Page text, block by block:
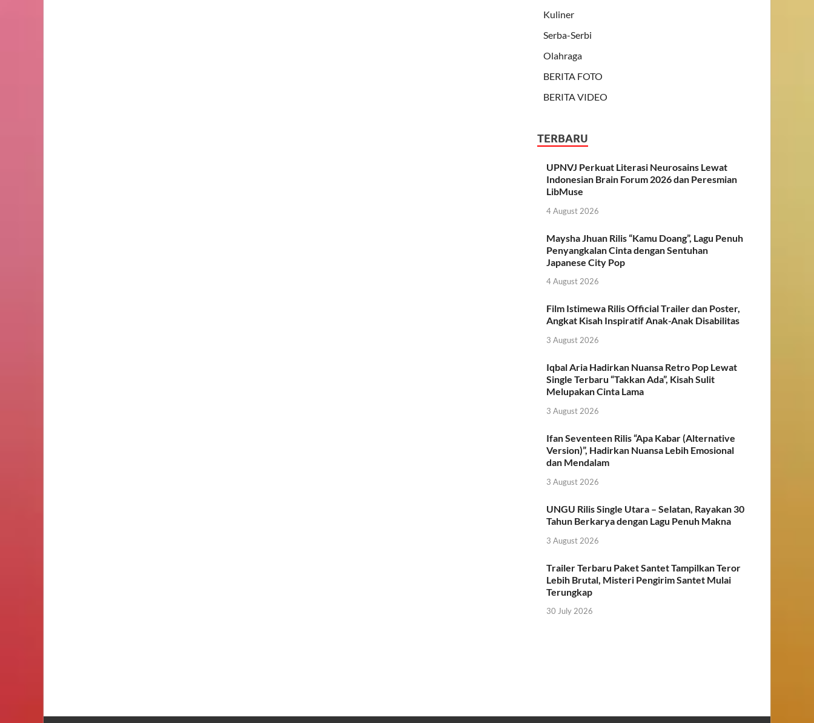
Kuliner
Serba-Serbi
Olahraga
BERITA FOTO
BERITA VIDEO
TERBARU
UPNVJ Perkuat Literasi Neurosains Lewat
Indonesian Brain Forum 2026 dan Peresmian
LibMuse
4 August 2026
Maysha Jhuan Rilis “Kamu Doang”, Lagu Penuh
Penyangkalan Cinta dengan Sentuhan
Japanese City Pop
4 August 2026
Film Istimewa Rilis Official Trailer dan Poster,
Angkat Kisah Inspiratif Anak-Anak Disabilitas
3 August 2026
Iqbal Aria Hadirkan Nuansa Retro Pop Lewat
Single Terbaru “Takkan Ada”, Kisah Sulit
Melupakan Cinta Lama
3 August 2026
Ifan Seventeen Rilis “Apa Kabar (Alternative
Version)”, Hadirkan Nuansa Lebih Emosional
dan Mendalam
3 August 2026
UNGU Rilis Single Utara – Selatan, Rayakan 30
Tahun Berkarya dengan Lagu Penuh Makna
3 August 2026
Trailer Terbaru Paket Santet Tampilkan Teror
Lebih Brutal, Misteri Pengirim Santet Mulai
Terungkap
30 July 2026